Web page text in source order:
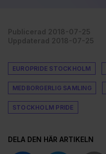
Publicerad 2018-07-25
Uppdaterad 2018-07-25
EUROPRIDE STOCKHOLM
MEDBORGERLIG SAMLING
STOCKHOLM PRIDE
DELA DEN HÄR ARTIKELN